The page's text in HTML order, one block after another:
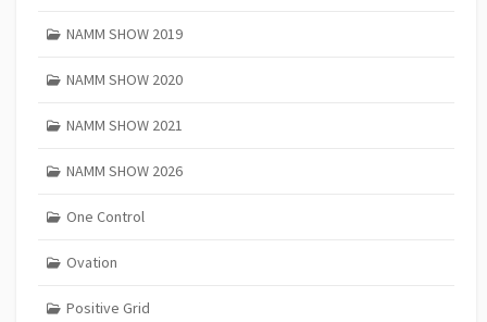
NAMM SHOW 2019
NAMM SHOW 2020
NAMM SHOW 2021
NAMM SHOW 2026
One Control
Ovation
Positive Grid